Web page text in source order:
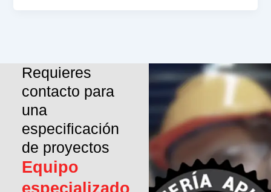
Requieres
contacto para
una
especificación
de proyectos
Equipo
especializado